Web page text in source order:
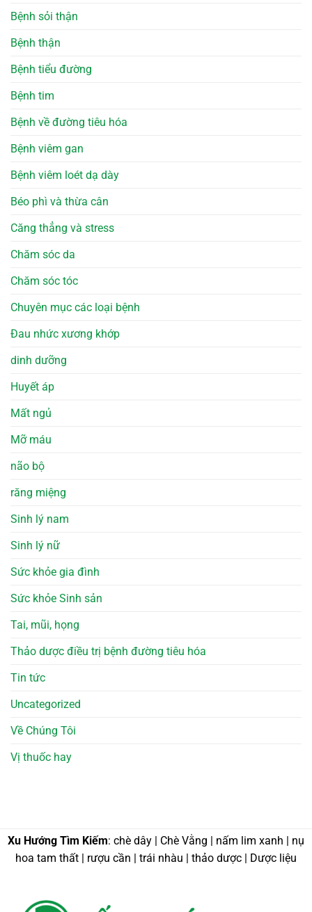
Bệnh sỏi thận
Bệnh thận
Bệnh tiểu đường
Bệnh tim
Bệnh về đường tiêu hóa
Bệnh viêm gan
Bệnh viêm loét dạ dày
Béo phì và thừa cân
Căng thẳng và stress
Chăm sóc da
Chăm sóc tóc
Chuyên mục các loại bệnh
Đau nhức xương khớp
dinh dưỡng
Huyết áp
Mất ngủ
Mỡ máu
não bộ
răng miệng
Sinh lý nam
Sinh lý nữ
Sức khỏe gia đình
Sức khỏe Sinh sản
Tai, mũi, họng
Thảo dược điều trị bệnh đường tiêu hóa
Tin tức
Uncategorized
Về Chúng Tôi
Vị thuốc hay
Xu Hướng Tìm Kiếm: chè dây | Chè Vằng | nấm lim xanh | nụ
hoa tam thất | rượu cần | trái nhàu | thảo dược | Dược liệu